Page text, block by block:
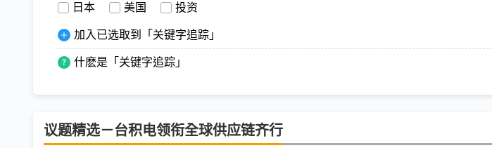
日本 美国 投资
加入已选取到「关键字追踪」
什麽是「关键字追踪」
议题精选－台积电领衔全球供应链齐行